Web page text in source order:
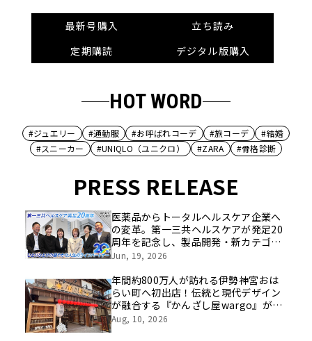
最新号購入
立ち読み
定期購読
デジタル版購入
HOT WORD
#ジュエリー #通勤服 #お呼ばれコーデ #旅コーデ
#結婚
#スニーカー
#UNIQLO（ユニクロ） #ZARA #骨格診断
PRESS RELEASE
医薬品からトータルヘルスケア企業へ
の変革。第一三共ヘルスケアが発足20
周年を記念し、製品開発・新カテゴリ
挑戦の舞台や旧社統合時のエピソード
像を公開！
Jun, 19, 2026
年間約800万人が訪れる伊勢神宮おは
らい町へ初出店！伝統と現代デザイン
が融合する『かんざし屋wargo』が8
月8日グランドオープン
Aug, 10, 2026